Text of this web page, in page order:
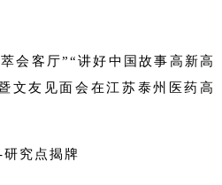
会客厅”“讲好中国故事高新高
文友见面会在江苏泰州医药高